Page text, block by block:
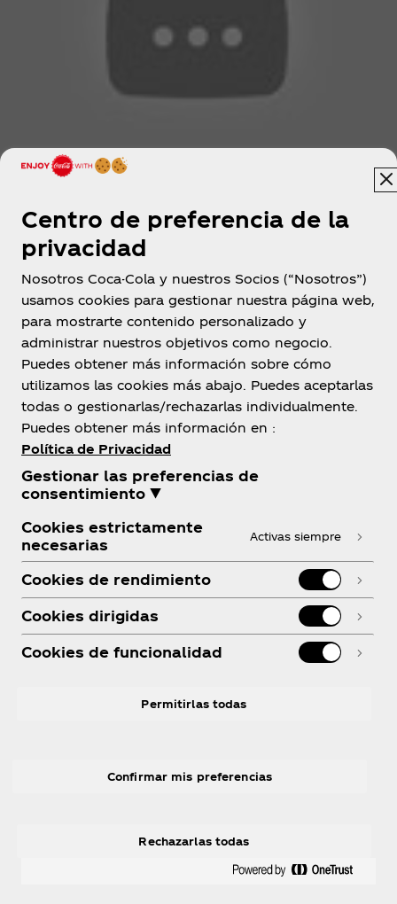
Panamá
Sobre Nosotros
¿Necesitas ayuda?
Legal
Centro de preferencia de la
privacidad
Nosotros Coca-Cola y nuestros Socios (“Nosotros”)
usamos cookies para gestionar nuestra página web,
para mostrarte contenido personalizado y
administrar nuestros objetivos como negocio.
Puedes obtener más información sobre cómo
utilizamos las cookies más abajo. Puedes aceptarlas
todas o gestionarlas/rechazarlas individualmente.
Puedes obtener más información en :
Política de Privacidad
Gestionar las preferencias de
consentimiento ▼
Cookies estrictamente
necesarias
Activas siempre
Cookies de rendimiento
Cookies dirigidas
Cookies de funcionalidad
Permitirlas todas
Rechazarlas todas
Confirmar mis preferencias